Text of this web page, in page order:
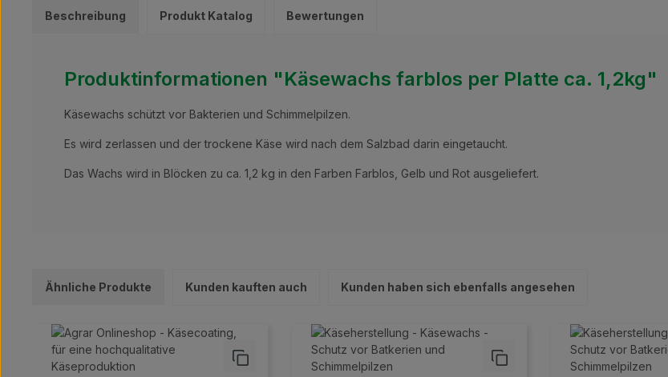
Beschreibung Produkt Katalog Bewertungen
Produktinformationen "Käsewachs farblos per Platte ca. 1,2kg"
Käsewachs schützt vor Bakterien und Schimmelpilzen.
Es wird zerlassen und der trockene Käse wird nach dem Salzbad darin eingetaucht.
Das Wachs wird in Blöcken zu ca. 1,2 kg in den Farben Farblos, Gelb und Rot ausgeliefert.
Ähnliche Produkte Kunden kauften auch
Kunden haben sich ebenfalls angesehen